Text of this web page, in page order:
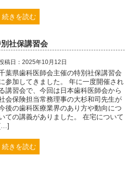
続きを読む
社保講習会
稿日：2025年10月12日
葉県歯科医師会主催の特別社保講習会
参加してきました。 年に一度開催され
講習会で、今回は日本歯科医師会から
会保険担当常務理事の大杉和司先生が
後の歯科医療業界のあり方や動向につ
ての講義がありました。 在宅について
続きを読む